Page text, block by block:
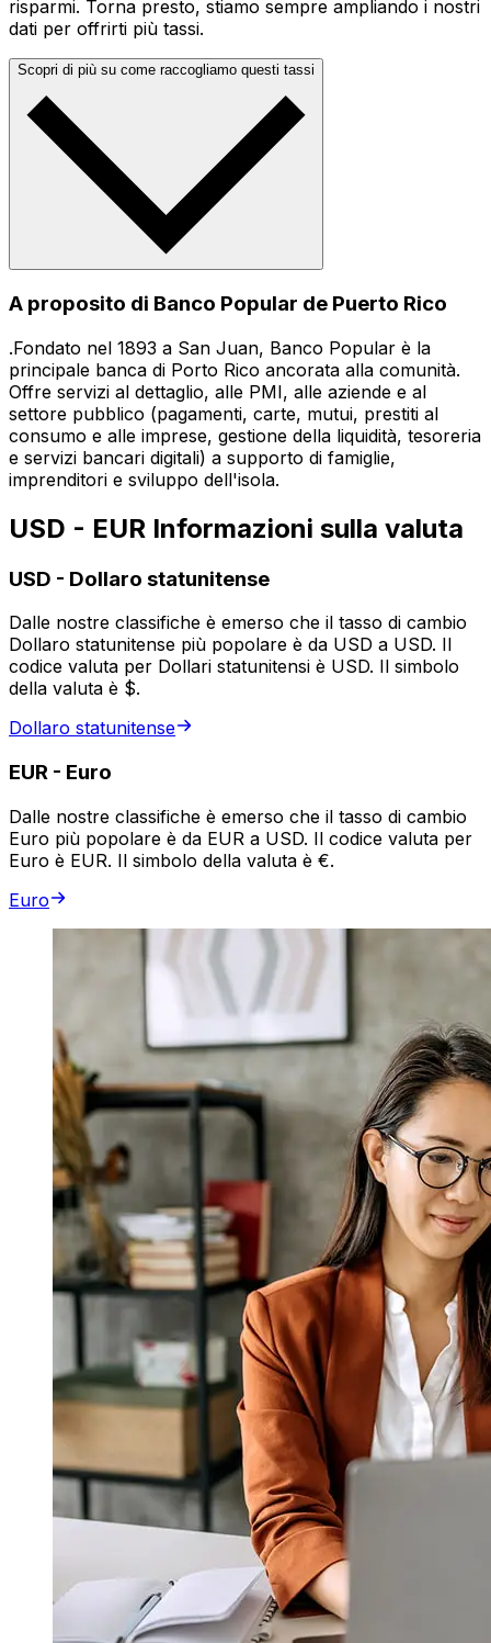
risparmi. Torna presto, stiamo sempre ampliando i nostri
dati per offrirti più tassi.
Scopri di più su come raccogliamo questi tassi
A proposito di Banco Popular de Puerto Rico
.Fondato nel 1893 a San Juan, Banco Popular è la
principale banca di Porto Rico ancorata alla comunità.
Offre servizi al dettaglio, alle PMI, alle aziende e al
settore pubblico (pagamenti, carte, mutui, prestiti al
consumo e alle imprese, gestione della liquidità, tesoreria
e servizi bancari digitali) a supporto di famiglie,
imprenditori e sviluppo dell'isola.
USD - EUR Informazioni sulla valuta
USD - Dollaro statunitense
Dalle nostre classifiche è emerso che il tasso di cambio
Dollaro statunitense più popolare è da USD a USD. Il
codice valuta per Dollari statunitensi è USD. Il simbolo
della valuta è $.
Dollaro statunitense
EUR - Euro
Dalle nostre classifiche è emerso che il tasso di cambio
Euro più popolare è da EUR a USD. Il codice valuta per
Euro è EUR. Il simbolo della valuta è €.
Euro